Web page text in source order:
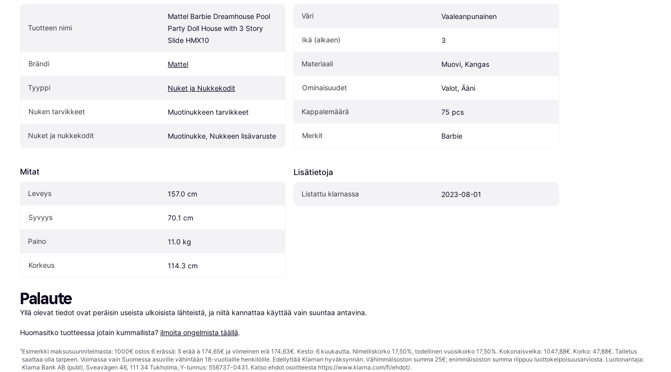
Tuotteen nimi
Mattel Barbie Dreamhouse Pool
Party Doll House with 3 Story
Slide HMX10
Brändi Mattel
Tyyppi Nuket ja Nukkekodit
Nuken tarvikkeet Muotinukkeen tarvikkeet
Nuket ja nukkekodit Muotinukke, Nukkeen lisävaruste
Mitat
Leveys 157.0 cm
Syvyys 70.1 cm
Paino 11.0 kg
Korkeus 114.3 cm
Väri Vaaleanpunainen
Ikä (alkaen) 3
Materiaali Muovi, Kangas
Ominaisuudet Valot, Ääni
Kappalemäärä 75 pcs
Merkit Barbie
Lisätietoja
Listattu klarnassa 2023-08-01
Palaute
Yllä olevat tiedot ovat peräisin useista ulkoisista lähteistä, ja niitä kannattaa käyttää vain suuntaa antavina.
Huomasitko tuotteessa jotain kummallista? ilmoita ongelmista täällä.
¹Esimerkki maksusuunnitelmasta: 1000€ ostos 6 erässä: 5 erää à 174,65€ ja viimeinen erä 174,63€. Kesto: 6 kuukautta. Nimelliskorko 17,50%, todellinen vuosikorko 17,50%. Kokonaisvelka: 1047,88€. Korko: 47,88€. Talletus
saattaa olla tarpeen. Voimassa vain Suomessa asuville vähintään 18-vuotiaille henkilöille. Edellyttää Klarnan hyväksynnän. Vähimmäisoston summa 25€; enimmäisoston summa riippuu luottokelpoisuusarviosta. Luotonantaja:
Klarna Bank AB (publ), Sveavägen 46, 111 34 Tukholma, Y-tunnus: 556737-0431. Katso ehdot osoitteesta https://www.klarna.com/fi/ehdot/.